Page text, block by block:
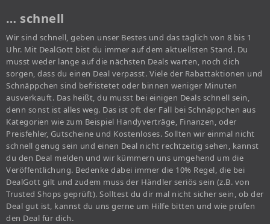
… schnell
Wir sind schnell, geben unser Bestes und das täglich von 8 bis 1
Uhr. Mit DealGott bist du immer auf dem aktuellsten Stand. Du
musst weder lange auf die nächsten Deals warten, noch dich
sorgen, dass du einen Deal verpasst. Viele der Rabattaktionen und
Schnäppchen sind befristetet oder binnen weniger Minuten
ausverkauft. Das heißt, du musst bei einigen Deals schnell sein,
denn sonst ist alles weg. Das ist oft der Fall bei Schnäppchen aus
Kategorien wie zum Beispiel Handyverträge, Finanzen, oder
Preisfehler, Gutscheine und Kostenloses. Sollten wir einmal nicht
schnell genug sein und einen Deal nicht rechtzeitig sehen, kannst
du den Deal melden und wir kümmern uns umgehend um die
Veröffentlichung. Bedenke dabei immer die 10% Regel, die bei
DealGott gilt und zudem muss der Händler seriös sein (z.B. von
Trusted Shops geprüft). Solltest du dir mal nicht sicher sein, ob der
Deal gut ist, kannst du uns gerne um Hilfe bitten und wie prüfen
den Deal für dich.